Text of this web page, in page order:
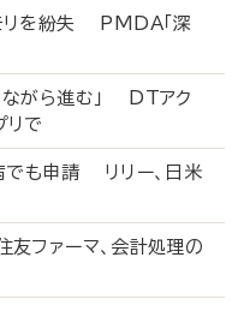
リを紛失 PMDA「深
ながら進む」 DTアク
リで
でも申請 リリー、日米
ファーマ、会計処理の